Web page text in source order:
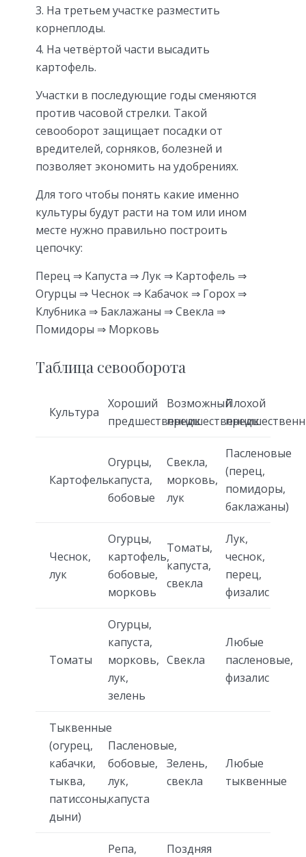
На третьем участке разместить
корнеплоды.
На четвёртой части высадить
картофель.
Участки в последующие годы сменяются
против часовой стрелки. Такой
севооборот защищает посадки от
вредителей, сорняков, болезней и
позволяет экономить на удобрениях.
Для того чтобы понять какие именно
культуры будут расти на том или ином
месте нужно правильно построить
цепочку:
Перец ⇒ Капуста ⇒ Лук ⇒ Картофель ⇒
Огурцы ⇒ Чеснок ⇒ Кабачок ⇒ Горох ⇒
Клубника ⇒ Баклажаны ⇒ Свекла ⇒
Помидоры ⇒ Морковь
Таблица севооборота
Культура
Хороший
предшественник
Возможный
предшественник
Плохой
Картофель
Огурцы,
капуста,
бобовые
Свекла,
морковь,
лук
Пасленовые
(перец,
помидоры,
баклажаны)
Чеснок,
лук
Огурцы,
картофель,
бобовые,
морковь
Томаты,
капуста,
свекла
Лук,
чеснок,
перец,
физалис
Томаты
Огурцы,
капуста,
морковь,
лук,
зелень
Свекла
Любые
пасленовые,
физалис
Тыквенные
(огурец,
кабачки,
тыква,
патиссоны,
дыни)
Пасленовые,
бобовые,
лук,
капуста
Зелень,
свекла
Любые
тыквенные
Репа,
Поздняя